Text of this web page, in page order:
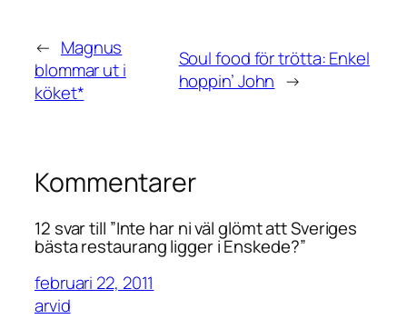
← Magnus
blommar ut i
köket*
Soul food för trötta: Enkel
hoppin’ John →
Kommentarer
12 svar till ”Inte har ni väl glömt att Sveriges
bästa restaurang ligger i Enskede?”
februari 22, 2011
arvid